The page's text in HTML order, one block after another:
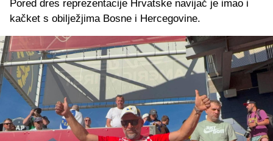
Pored dres reprezentacije Hrvatske navijač je imao i
kačket s obilježjima Bosne i Hercegovine.